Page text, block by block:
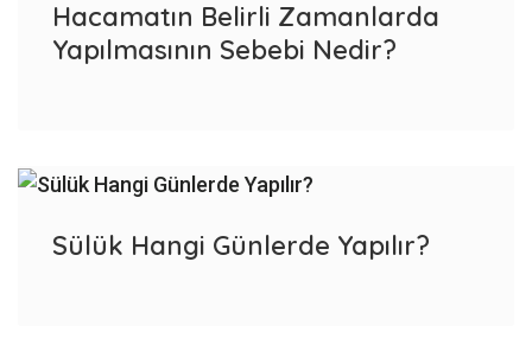
Hacamatın Belirli Zamanlarda
Yapılmasının Sebebi Nedir?
Sülük Hangi Günlerde Yapılır?